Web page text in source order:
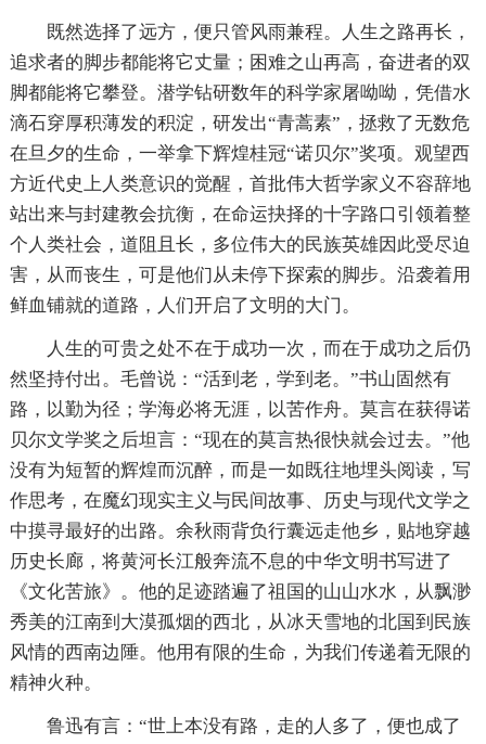
既然选择了远方，便只管风雨兼程。人生之路再长，
追求者的脚步都能将它丈量；困难之山再高，奋进者的双
脚都能将它攀登。潜学钻研数年的科学家屠呦呦，凭借水
滴石穿厚积薄发的积淀，研发出“青蒿素”，拯救了无数危
在旦夕的生命，一举拿下辉煌桂冠“诺贝尔”奖项。观望西
方近代史上人类意识的觉醒，首批伟大哲学家义不容辞地
站出来与封建教会抗衡，在命运抉择的十字路口引领着整
个人类社会，道阻且长，多位伟大的民族英雄因此受尽迫
害，从而丧生，可是他们从未停下探索的脚步。沿袭着用
鲜血铺就的道路，人们开启了文明的大门。
人生的可贵之处不在于成功一次，而在于成功之后仍
然坚持付出。毛曾说：“活到老，学到老。”书山固然有
路，以勤为径；学海必将无涯，以苦作舟。莫言在获得诺
贝尔文学奖之后坦言：“现在的莫言热很快就会过去。”他
没有为短暂的辉煌而沉醉，而是一如既往地埋头阅读，写
作思考，在魔幻现实主义与民间故事、历史与现代文学之
中摸寻最好的出路。余秋雨背负行囊远走他乡，贴地穿越
历史长廊，将黄河长江般奔流不息的中华文明书写进了
《文化苦旅》。他的足迹踏遍了祖国的山山水水，从飘渺
秀美的江南到大漠孤烟的西北，从冰天雪地的北国到民族
风情的西南边陲。他用有限的生命，为我们传递着无限的
精神火种。
鲁迅有言：“世上本没有路，走的人多了，便也成了